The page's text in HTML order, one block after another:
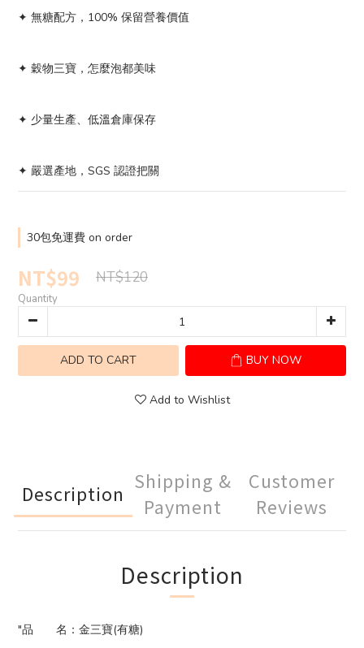
✦ 無糖配方，100% 保留營養價值
✦ 穀物三寶，怎麼泡都美味
✦ 少量生產、低溫倉庫保存
✦ 嚴選產地，SGS 認證把關
30包免運費 on order
NT$99 NT$120
Quantity
ADD TO CART BUY NOW
Add to Wishlist
Description
Shipping &
Payment
Customer
Reviews
Description
"品 名：金三寶(有糖)